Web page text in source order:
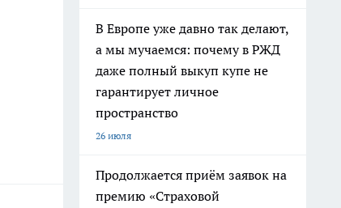
В Европе уже давно так делают,
а мы мучаемся: почему в РЖД
даже полный выкуп купе не
гарантирует личное
пространство
26 июля
Продолжается приём заявок на
премию «Страховой